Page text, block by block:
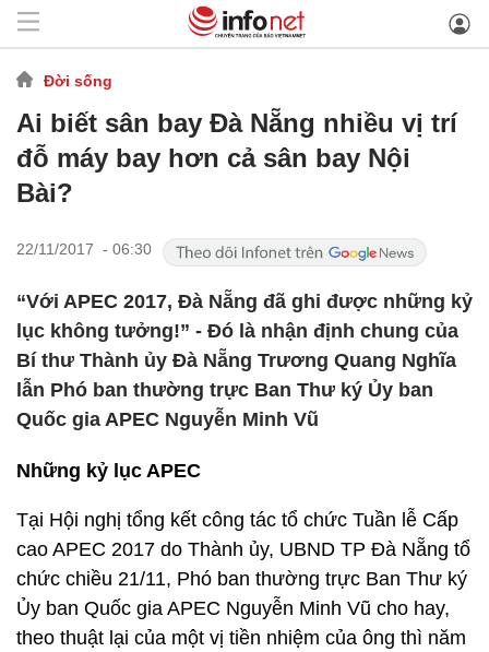
Đời sống
Ai biết sân bay Đà Nẵng nhiều vị trí
đỗ máy bay hơn cả sân bay Nội
Bài?
22/11/2017 - 06:30
“Với APEC 2017, Đà Nẵng đã ghi được những kỷ
lục không tưởng!” - Đó là nhận định chung của
Bí thư Thành ủy Đà Nẵng Trương Quang Nghĩa
lẫn Phó ban thường trực Ban Thư ký Ủy ban
Quốc gia APEC Nguyễn Minh Vũ
Những kỷ lục APEC
Tại Hội nghị tổng kết công tác tổ chức Tuần lễ Cấp
cao APEC 2017 do Thành ủy, UBND TP Đà Nẵng tổ
chức chiều 21/11, Phó ban thường trực Ban Thư ký
Ủy ban Quốc gia APEC Nguyễn Minh Vũ cho hay,
theo thuật lại của một vị tiền nhiệm của ông thì năm